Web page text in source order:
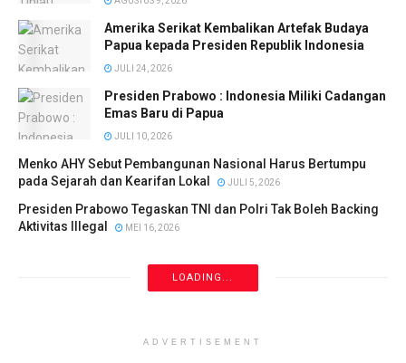
Amerika Serikat Kembalikan Artefak Budaya
Papua kepada Presiden Republik Indonesia
JULI 24, 2026
Presiden Prabowo : Indonesia Miliki Cadangan
Emas Baru di Papua
JULI 10, 2026
Menko AHY Sebut Pembangunan Nasional Harus Bertumpu
pada Sejarah dan Kearifan Lokal
JULI 5, 2026
Presiden Prabowo Tegaskan TNI dan Polri Tak Boleh Backing
Aktivitas Illegal
MEI 16, 2026
LOADING...
ADVERTISEMENT